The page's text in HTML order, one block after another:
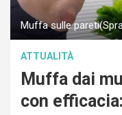
Muffa sulle
ATTUALITÀ
Muffa dai
con